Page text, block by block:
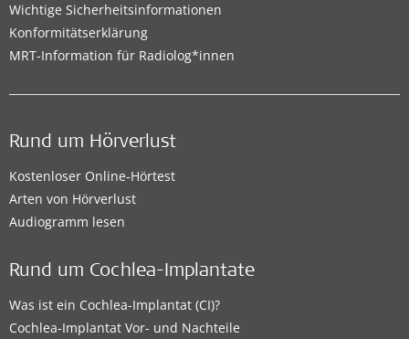
Wichtige Sicherheitsinformationen
Konformitätserklärung
MRT-Information für Radiolog*innen
Rund um Hörverlust
Kostenloser Online-Hörtest
Arten von Hörverlust
Audiogramm lesen
Rund um Cochlea-Implantate
Was ist ein Cochlea-Implantat (CI)?
Cochlea-Implantat Vor- und Nachteile